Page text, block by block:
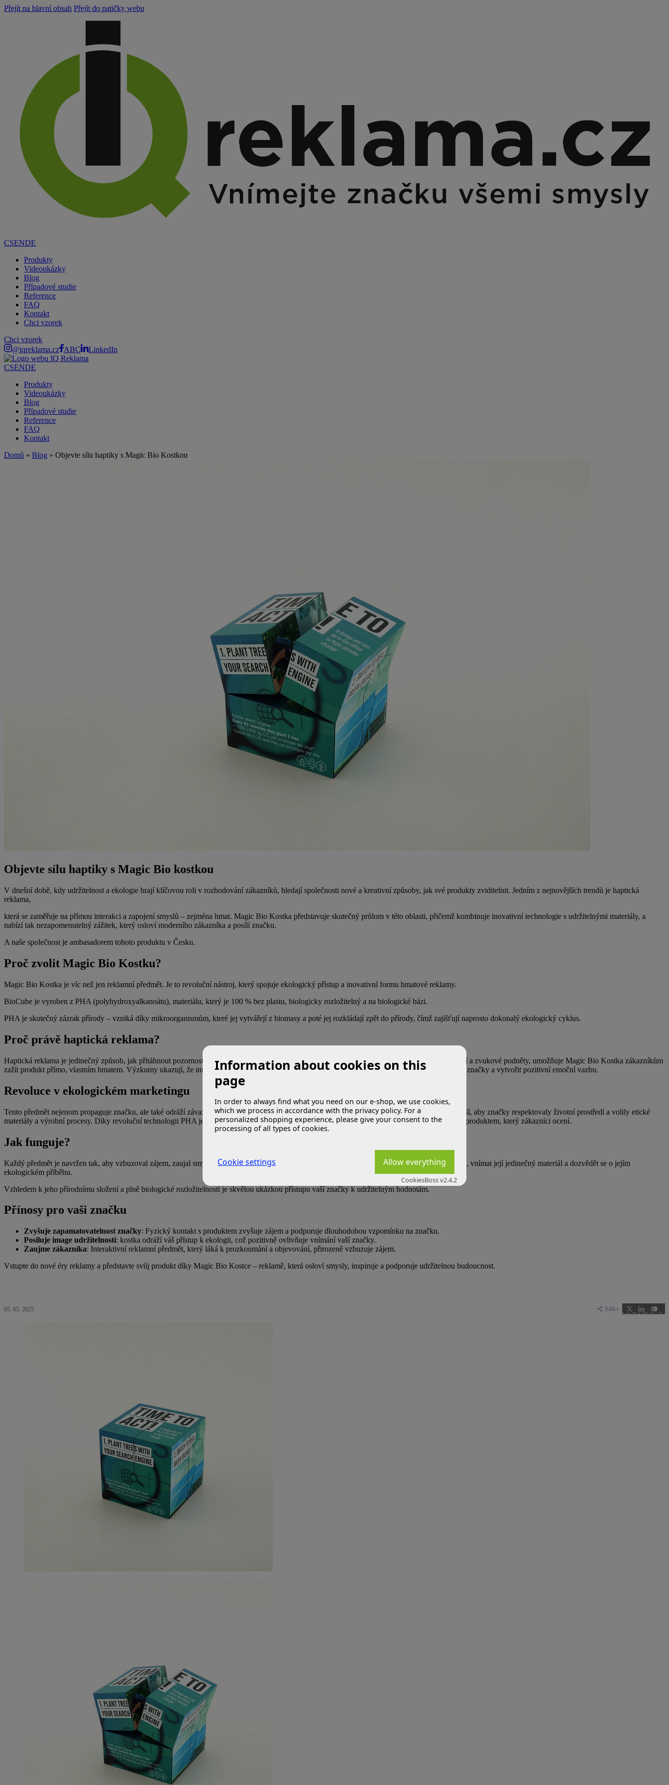
Information about cookies on this
page
In order to always find what you need on our e-shop, we use cookies,
which we process in accordance with the privacy policy. For a
personalized shopping experience, please give your consent to the
processing of all types of cookies.
Allow everything
Cookie settings
CookiesBoss v2.4.2
Přejít na hlavní obsah Přejít do patičky webu
CSENDE
Produkty
Videoukázky
Blog
Případové studie
Reference
FAQ
Kontakt
Chci vzorek
Chci vzorek
@iqreklama.cz ABC LinkedIn
CSENDE
Produkty
Videoukázky
Blog
Případové studie
Reference
FAQ
Kontakt
Domů » Blog » Objevte sílu haptiky s Magic Bio Kostkou
Objevte sílu haptiky s Magic Bio kostkou
V dnešní době, kdy udržitelnost a ekologie hrají klíčovou roli v rozhodování zákazníků, hledají společnosti nové a kreativní způsoby, jak své produkty zviditelnit. Jedním z nejnovějších trendů je haptická
reklama,
která se zaměřuje na přímou interakci a zapojení smyslů – zejména hmat. Magic Bio Kostka představuje skutečný průlom v této oblasti, přičemž kombinuje inovativní technologie s udržitelnými materiály, a
nabízí tak nezapomenutelný zážitek, který osloví moderního zákazníka a posílí značku.
A naše společnost je ambasadorem tohoto produktu v Česku.
Proč zvolit Magic Bio Kostku?
Magic Bio Kostka je víc než jen reklamní předmět. Je to revoluční nástroj, který spojuje ekologický přístup a inovativní formu hmatové reklamy.
BioCube je vyroben z PHA (polyhydroxyalkanoátu), materiálu, který je 100 % bez plastu, biologicky rozložitelný a na biologické bázi.
PHA je skutečný zázrak přírody – vzniká díky mikroorganismům, které jej vytvářejí z biomasy a poté jej rozkládají zpět do přírody, čímž zajišťují naprosto dokonalý ekologický cyklus.
Proč právě haptická reklama?
Haptická reklama je jedinečný způsob, jak přitáhnout pozornost k vaší značce. Na rozdíl od tradičních reklamních metod, které spoléhají na vizuální a zvukové podněty, umožňuje Magic Bio Kostka zákazníkům
zažít produkt přímo, vlastním hmatem. Výzkumy ukazují, že interakce prostřednictvím hmatových podnětů může výrazně zvýšit zapamatovatelnost značky a vytvořit pozitivní emoční vazbu.
Revoluce v ekologickém marketingu
Tento předmět nejenom propaguje značku, ale také odráží závazek firmy k ekologii a udržitelnosti. V dnešním světě je pro zákazníky stále důležitější, aby značky respektovaly životní prostředí a volily etické
materiály a výrobní procesy. Díky revoluční technologii PHA je kostka nejen poutavým haptickým reklamním předmětem, ale i zcela ekologickým produktem, který zákazníci ocení.
Jak funguje?
Každý předmět je navržen tak, aby vzbuzoval zájem, zaujal smysly a podněcoval zvídavost. Zákazníci mohou kostku držet v rukou, cítit její texturu, vnímat její jedinečný materiál a dozvědět se o jejím
ekologickém příběhu.
Vzhledem k jeho přírodnímu složení a plně biologické rozložitelnosti je skvělou ukázkou přístupu vaší značky k udržitelným hodnotám.
Přínosy pro vaši značku
Zvyšuje zapamatovatelnost značky: Fyzický kontakt s produktem zvyšuje zájem a podporuje dlouhodobou vzpomínku na značku.
Posiluje image udržitelnosti: kostka odráží váš přístup k ekologii, což pozitivně ovlivňuje vnímání vaší značky.
Zaujme zákazníka: Interaktivní reklamní předmět, který láká k prozkoumání a objevování, přirozeně vzbuzuje zájem.
Vstupte do nové éry reklamy a představte svůj produkt díky Magic Bio Kostce – reklamě, která osloví smysly, inspiruje a podporuje udržitelnou budoucnost.
05. 05. 2025
Sdílet
Sdílet naSdílet naSdílet naPoslat